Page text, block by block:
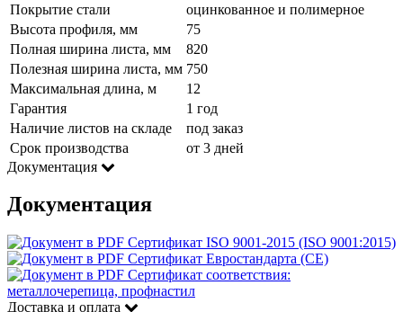
Покрытие стали
оцинкованное и полимерное
Высота профиля, мм
75
Полная ширина листа, мм
820
Полезная ширина листа, мм 750
Максимальная длина, м
12
Гарантия
1 год
Наличие листов на складе
под заказ
Срок производства
от 3 дней
Документация
Документация
Сертификат ISO 9001-2015 (ISO 9001:2015)
Сертификат Евростандарта (CE)
Сертификат соответствия:
металлочерепица, профнастил
Доставка и оплата